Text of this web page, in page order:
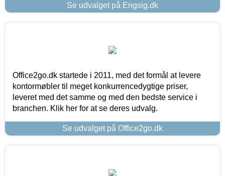
Se udvalget på Engsig.dk
Office2go.dk startede i 2011, med det formål at levere
kontormøbler til meget konkurrencedygtige priser,
leveret med det samme og med den bedste service i
branchen. Klik her for at se deres udvalg.
Se udvalget på Office2go.dk